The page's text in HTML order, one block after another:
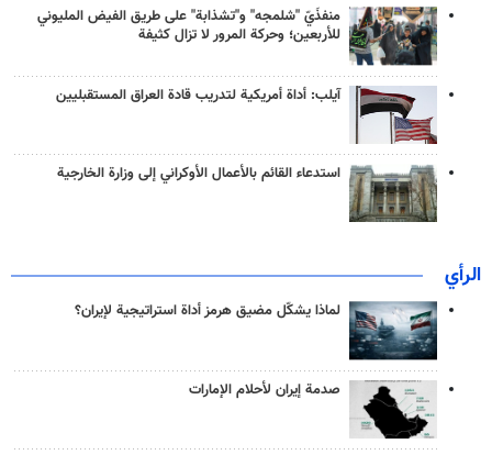
منفذَيّ "شلمجه" و"تشذابة" على طريق الفيض المليوني
للأربعين؛ وحركة المرور لا تزال كثيفة
آيلب: أداة أمريكية لتدريب قادة العراق المستقبليين
استدعاء القائم بالأعمال الأوكراني إلى وزارة الخارجية
الرأي
لماذا يشكّل مضيق هرمز أداة استراتيجية لإيران؟
صدمة إيران لأحلام الإمارات